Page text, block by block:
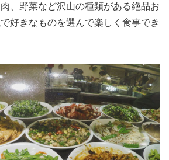
、野菜など沢山の種類がある絶品お
好きなものを選んで楽しく食事でき